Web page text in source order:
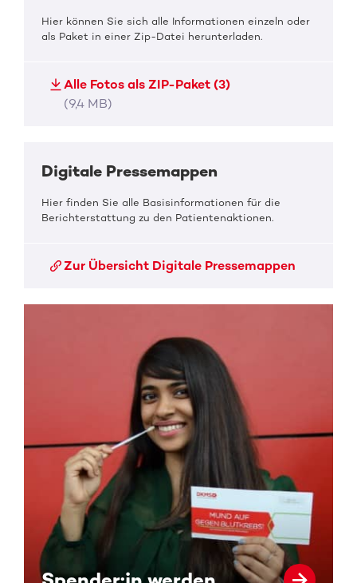
Hier können Sie sich alle Informationen einzeln oder
als Paket in einer Zip-Datei herunterladen.
Alle Fotos als ZIP-Paket (3)
(9,4 MB)
Digitale Pressemappen
Hier finden Sie alle Basisinformationen für die
Berichterstattung zu den Patientenaktionen.
Zur Übersicht Digitale Pressemappen